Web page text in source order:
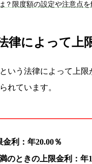
？限度額の設定や注意点を
律によって上
いう法律によって上
れています。
利：年20.00％
のときの上限金利：年